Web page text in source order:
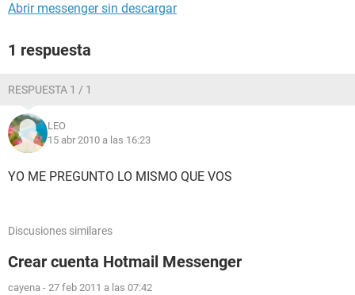
Abrir messenger sin descargar
1 respuesta
RESPUESTA 1 / 1
LEO
15 abr 2010 a las 16:23
YO ME PREGUNTO LO MISMO QUE VOS
Discusiones similares
Crear cuenta Hotmail Messenger
cayena - 27 feb 2011 a las 07:42